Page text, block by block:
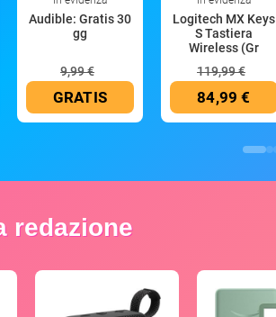
Audible: Gratis 30
gg
9,99 €
GRATIS
Logitech MX Keys
S Tastiera
Wireless (Gr
119,99 €
84,99 €
redazione